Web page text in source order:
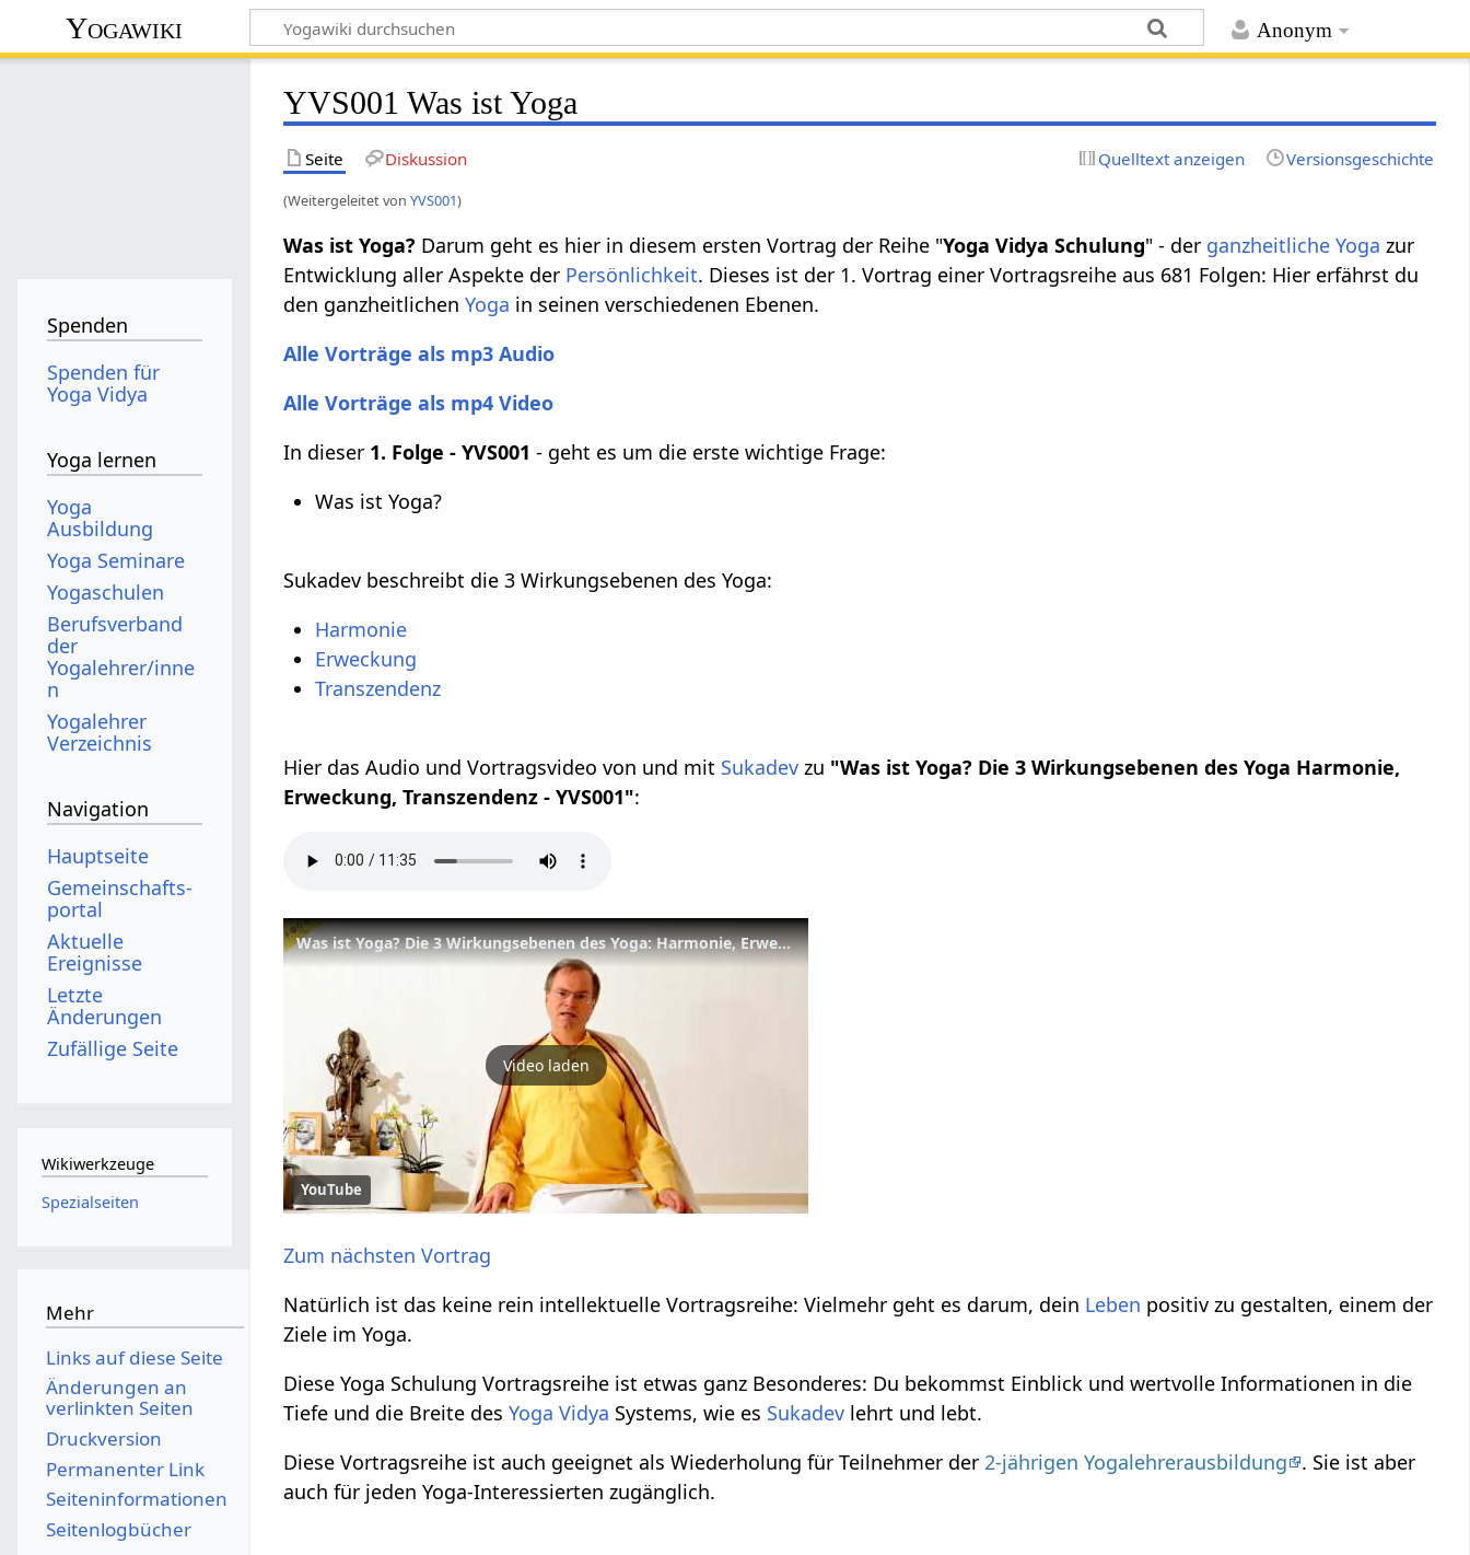
Anonym
Yogawiki
YVS001 Was ist Yoga
Seite Diskussion Quelltext anzeigen Versionsgeschichte
(Weitergeleitet vonYVS001)
Was ist Yoga? Darum geht es hier in diesem ersten Vortrag der Reihe "Yoga Vidya Schulung" - der ganzheitliche Yoga zur
Entwicklung aller Aspekte der Persönlichkeit. Dieses ist der 1. Vortrag einer Vortragsreihe aus 681 Folgen: Hier erfährst du
den ganzheitlichenYoga in seinen verschiedenen Ebenen.
Alle Vorträge als mp3 Audio
Alle Vorträge als mp4 Video
In dieser 1. Folge - YVS001 - geht es um die erste wichtige Frage:
Was ist Yoga?
Sukadev beschreibt die 3 Wirkungsebenen des Yoga:
Harmonie
Erweckung
Transzendenz
Hier das Audio und Vortragsvideo von und mit Sukadev zu "Was ist Yoga? Die 3 Wirkungsebenen des Yoga Harmonie,
Erweckung, Transzendenz - YVS001":
Was ist Yoga? Die 3 Wirkungsebenen des Yoga: Harmonie, Erweckung, Transzendenz - YVS001
Video laden
YouTube
Zum nächsten Vortrag
Natürlich ist das keine rein intellektuelle Vortragsreihe: Vielmehr geht es darum, dein Leben positiv zu gestalten, einem der
Ziele im Yoga.
Diese Yoga Schulung Vortragsreihe ist etwas ganz Besonderes: Du bekommst Einblick und wertvolle Informationen in die
Tiefe und die Breite desYoga Vidya Systems, wie es Sukadev lehrt und lebt.
Diese Vortragsreihe ist auch geeignet als Wiederholung für Teilnehmer der 2-jährigen Yogalehrerausbildung
. Sie ist aber
auch für jeden Yoga-Interessierten zugänglich.
Spenden
Spenden für
Yoga Vidya
Yoga lernen
Yoga
Ausbildung
Yoga Seminare
Yogaschulen
Berufsverband
der
Yogalehrer/inne
n
Yogalehrer
Verzeichnis
Navigation
Hauptseite
Gemeinschafts­
portal
Aktuelle
Ereignisse
Letzte
Änderungen
Zufällige Seite
Wikiwerkzeuge
Spezialseiten
Mehr
Links auf diese Seite
Änderungen an
verlinkten Seiten
Druckversion
Permanenter Link
Seiten­­informationen
Seitenlogbücher